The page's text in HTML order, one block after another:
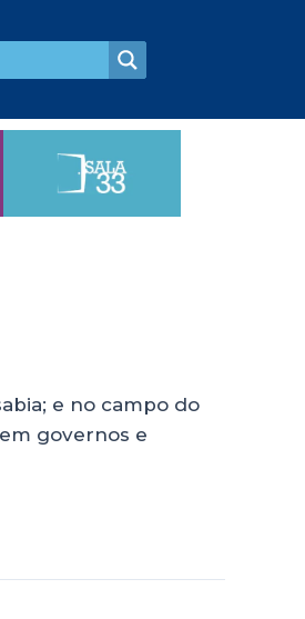
e no campo do
governos e